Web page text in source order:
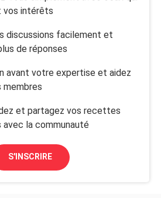
vos intérêts
discussions facilement et
de réponses
avant votre expertise et aidez
membres
et partagez vos recettes
la communauté
S'INSCRIRE